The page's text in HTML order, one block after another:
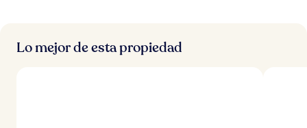
Lo mejor de esta propiedad